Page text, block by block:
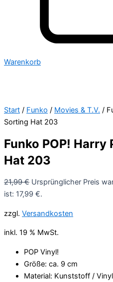
Warenkorb
pre
Start / Funko / Movies & T.V. /
Sorting Hat 203
Funko POP! Harry
Hat 203
21,99€ Ursprünglicher Preis
ist: 17,99 €.
zzgl. Versandkosten
inkl. 19 % MwSt.
POP Vinyl!
Größe: ca. 9 cm
Material: Kunststoff / Vinyl